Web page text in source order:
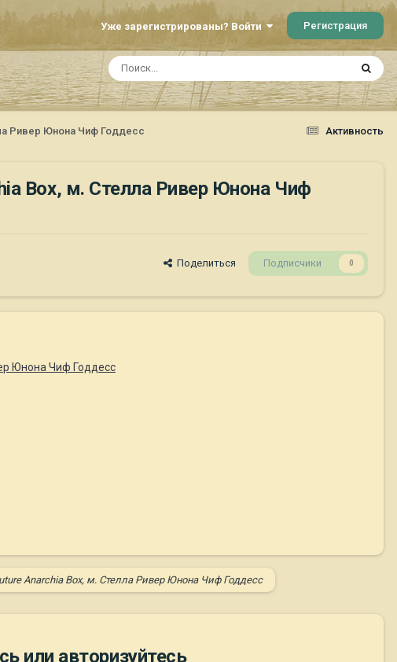
Уже зарегистрированы? Войти Регистрация
Активность
Ривер Юнона Чиф Годдесс
Box, м. Стелла Ривер Юнона Чиф
Поделиться Подписчики 0
Юнона Чиф Годдесс
Anarchia Box, м. Стелла Ривер Юнона Чиф Годдесс
или авторизуйтесь